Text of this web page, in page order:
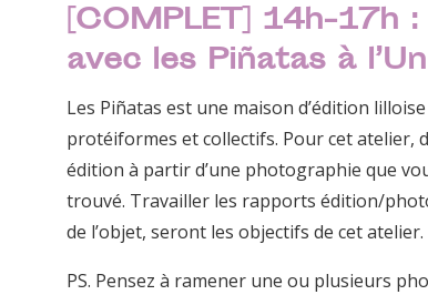
[COMPLET] 14h-17h
avec les Piñatas à
Les Piñatas est une maison d’édition
protéiformes et collectifs. Pour cet atelier,
édition à partir d’une photographie que
trouvé. Travailler les rapports édition/
de l’objet, seront les objectifs de cet atelier.
PS. Pensez à ramener une ou plusieurs